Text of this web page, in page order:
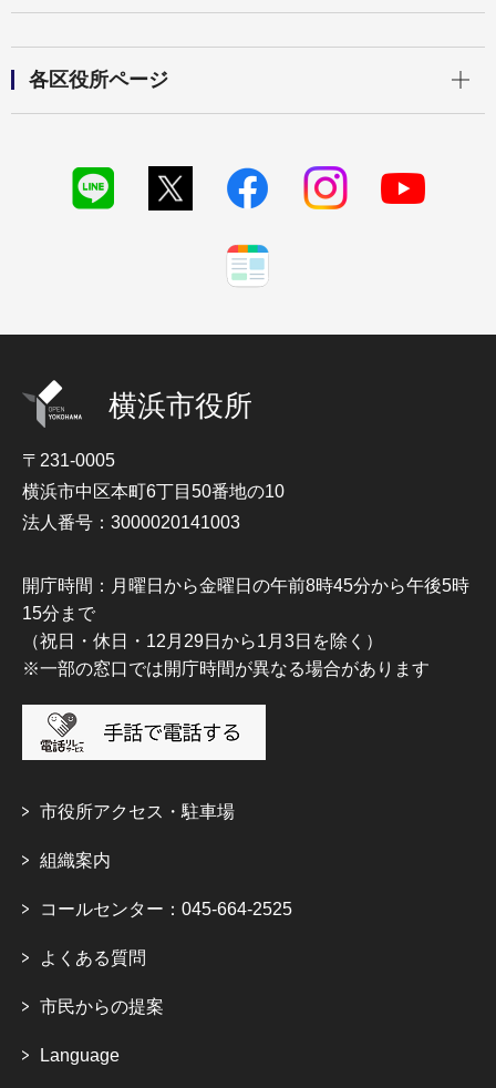
各区役所ページ
横浜市役所
〒231-0005
横浜市中区本町6丁目50番地の10
法人番号：3000020141003
開庁時間：月曜日から金曜日の午前8時45分から午後5時
15分まで
（祝日・休日・12月29日から1月3日を除く）
※一部の窓口では開庁時間が異なる場合があります
市役所アクセス・駐車場
組織案内
コールセンター：045-664-2525
よくある質問
市民からの提案
Language